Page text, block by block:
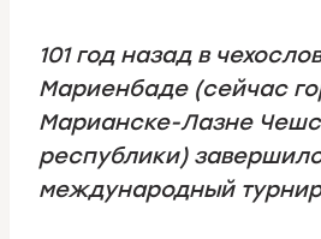
101 год назад в
Мариенбаде (сейчас
Марианске-Лазне
республики)
международный турнир